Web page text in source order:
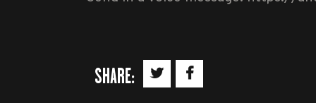
SHARE: